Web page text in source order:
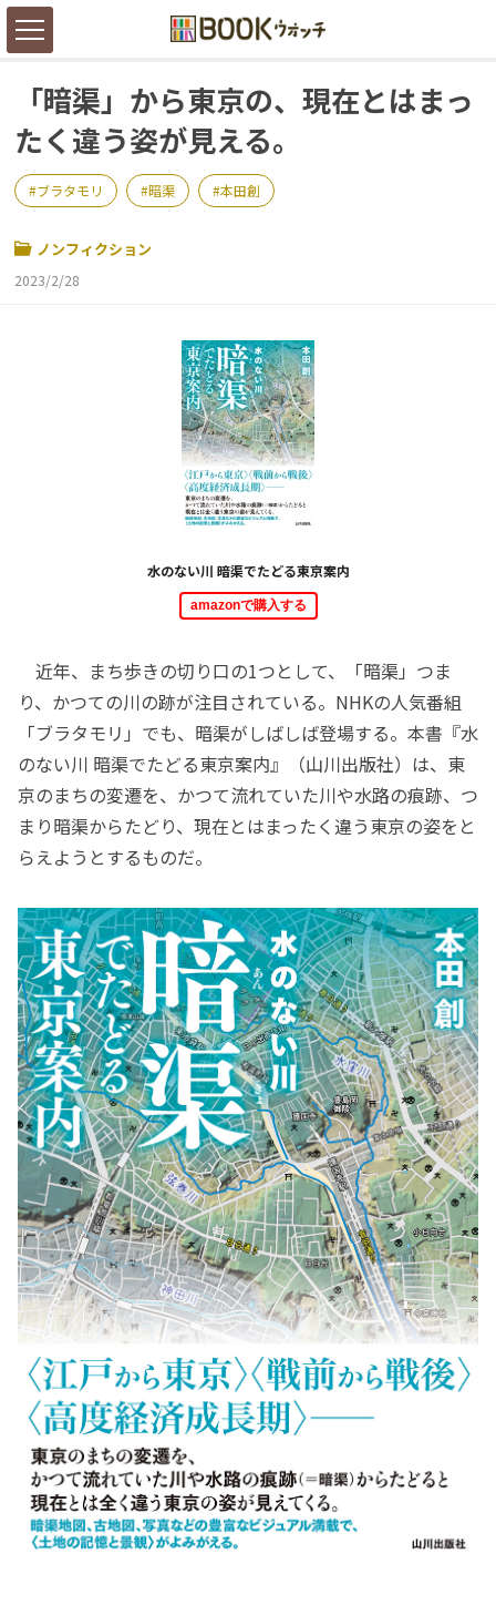
「暗渠」から東京の、現在とはまっ
たく違う姿が見える。
ブラタモリ 暗渠 本田創
ノンフィクション
2023/2/28
水のない川 暗渠でたどる東京案内
amazonで購入する
近年、まち歩きの切り口の1つとして、「暗渠」つま
り、かつての川の跡が注目されている。NHKの人気番組
「ブラタモリ」でも、暗渠がしばしば登場する。本書『水
のない川 暗渠でたどる東京案内』（山川出版社）は、東
京のまちの変遷を、かつて流れていた川や水路の痕跡、つ
まり暗渠からたどり、現在とはまったく違う東京の姿をと
らえようとするものだ。